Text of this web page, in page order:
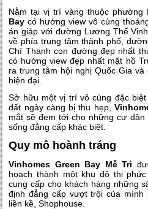
Nằm tại vị trí vàng thuộc phường
Baycó hướng view vô cùng
án giáp với đường Lương Thế
về phía trung tâm thành phố,
Chí Thanh con đường đẹp nhất
có hướng view đẹp nhất mặt hồ
ra trung tâm hội nghị Quốc Gia
hiện đại.
Sở hữu một vị trí vô cùng đặc
đất ngày càng bị thu hẹp,
mắt sẽ đem tới cho những cư
sống đẳng cấp khác biệt.
Quy mô hoành tráng
Vinhomes Green Bay Mễ Trì
hoạch thành một khu đô thị
cung cấp cho khách hàng những
định đẳng cấp vượt trội của mình
liền kề, Shophouse.